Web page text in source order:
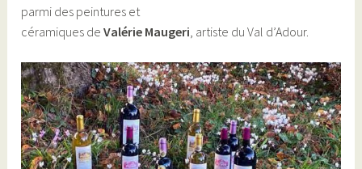
parmi des peintures et
céramiques deValérie Maugeri , artiste du Val d’Adour.